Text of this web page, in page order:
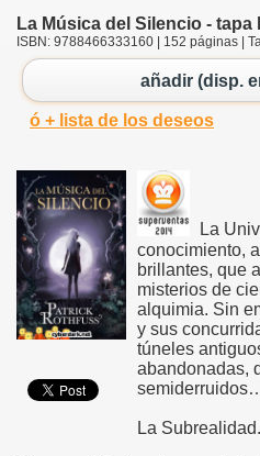
La Música del Silencio - tapa
ISBN: 9788466333160 | 152 páginas |
añadir (disp.
ó + lista de los deseos
La
conocimiento,
brillantes, que
misterios de
alquimia. Sin
y sus
túneles
abandonadas,
La